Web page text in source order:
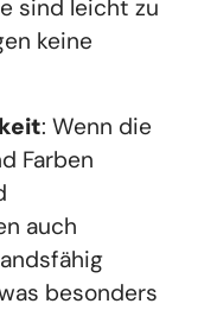
sind leicht zu
keine
: Wenn die
Farben
auch
besonders